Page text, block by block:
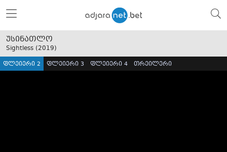
უსინათლო
Sightless (2019)
ფლეიერი 2 ფლეიერი 3 ფლეიერი 4 თრეილერი